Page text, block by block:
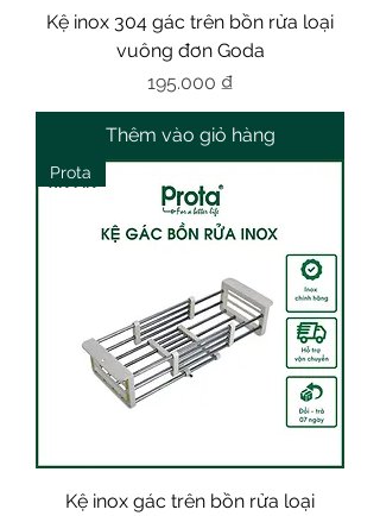
Kệ inox 304 gác trên bồn rửa loại
vuông đơn Goda
Giá
195.000 ₫
Thêm vào giỏ hàng
Prota
Kệ inox gác trên bồn rửa loại